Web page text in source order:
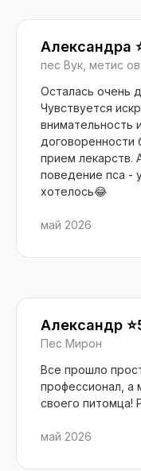
Александра
пес Вук, метис
Осталась очень
Чувствуется
внимательность
договоренности
прием лекарств.
поведение пса -
хотелось😂
май 2026
Александр
Пес Мирон
Все прошло
профессионал, а
своего питомца!
май 2026